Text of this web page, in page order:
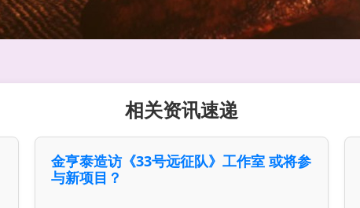
相关资讯速递
金亨泰造访《33号远征队》工作室 或将参
与新项目？